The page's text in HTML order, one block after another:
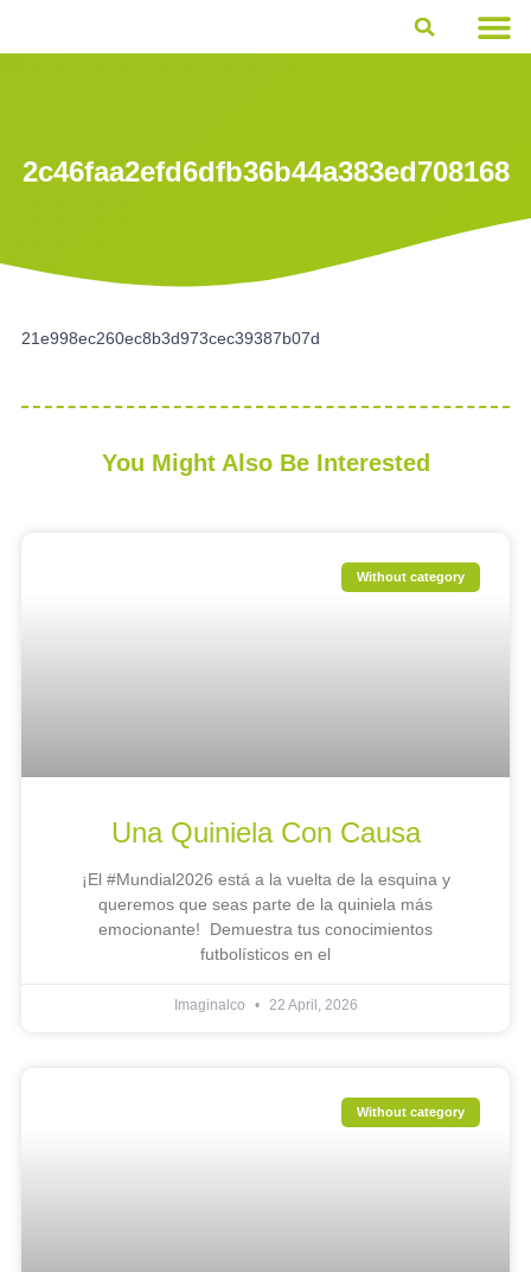
2c46faa2efd6dfb36b44a383ed708168
21e998ec260ec8b3d973cec39387b07d
You Might Also Be Interested
Without category
Una Quiniela Con Causa
¡El #Mundial2026 está a la vuelta de la esquina y
queremos que seas parte de la quiniela más
emocionante! Demuestra tus conocimientos
futbolísticos en el
Imaginalco 22 April, 2026
Without category